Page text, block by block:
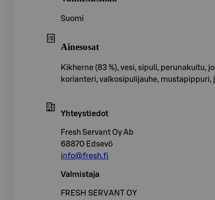
Suomi
Ainesosat
Kikherne (83 %), vesi, sipuli,
korianteri, valkosipulijauhe,
Yhteystiedot
Fresh Servant Oy Ab
68870 Edsevö
info@fresh.fi
Valmistaja
FRESH SERVANT OY